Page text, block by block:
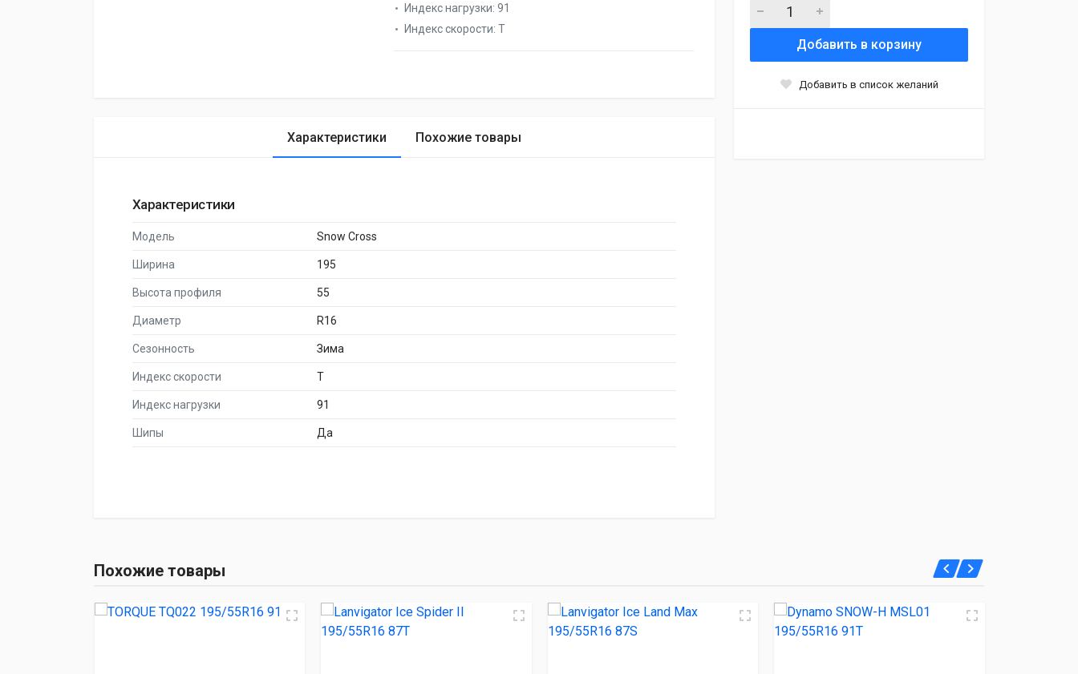
Индекс нагрузки: 91
Индекс скорости: T
Добавить в корзину
Добавить в список желаний
Характеристики Похожие товары
Характеристики
Модель Snow Cross
Ширина 195
Высота профиля 55
Диаметр R16
Сезонность Зима
Индекс скорости T
Индекс нагрузки 91
Шипы Да
Lanvigator Ice Land Max 195/55R16 87S
Похожие товары